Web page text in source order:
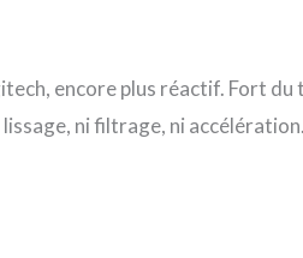
encore plus réactif. Fort du
lissage, ni filtrage, ni